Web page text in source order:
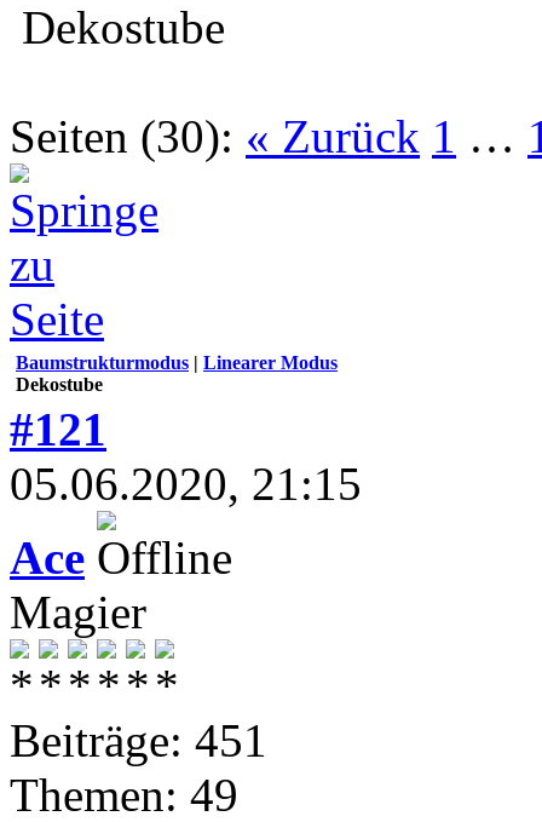
Dekostube
Seiten (30): « Zurück 1 …
Baumstrukturmodus | Linearer Modus
Dekostube
#121
05.06.2020, 21:15
Ace
Magier
Beiträge: 451
Themen: 49